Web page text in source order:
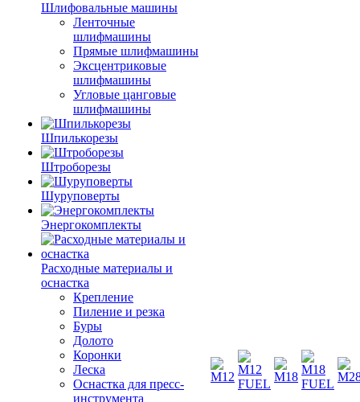
Шлифовальные машины
Ленточные
шлифмашины
Прямые шлифмашины
Эксцентриковые
шлифмашины
Угловые цанговые
шлифмашины
Шпилькорезы
Штроборезы
Шуруповерты
Энергокомплекты
Расходные материалы и
оснастка
Крепление
Пиление и резка
Буры
Долото
Коронки
Леска
Оснастка для пресс-
инструмента